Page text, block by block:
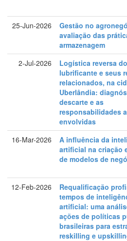
25-Jun-2026
Gestão no
avaliação das
armazenagem
2-Jul-2026
Logística reversa
lubrificante e seus
relacionados, na
Uberlândia:
descarte e as
responsabilidades
envolvidas
16-Mar-2026
A influência da
artificial na criação
de modelos de
12-Feb-2026
Requalificação
tempos de
artificial: uma
ações de políticas
brasileiras para
reskilling e